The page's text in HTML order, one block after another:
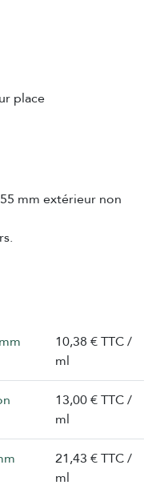
mm extérieur non
10,38 € TTC /
ml
13,00 € TTC /
ml
21,43 € TTC /
ml
place